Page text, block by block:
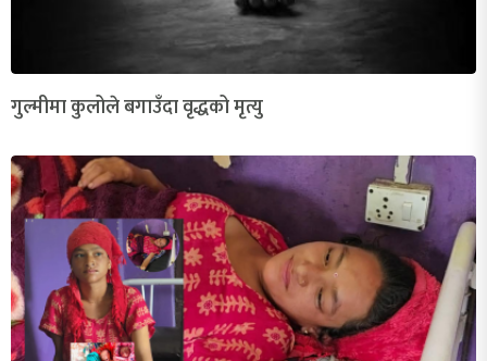
गुल्मीमा कुलोले बगाउँदा वृद्धको मृत्यु